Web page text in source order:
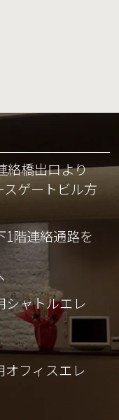
絡橋出口より
ゲートビル方
1階連絡通路を
シャトルエレ
オフィスエレ